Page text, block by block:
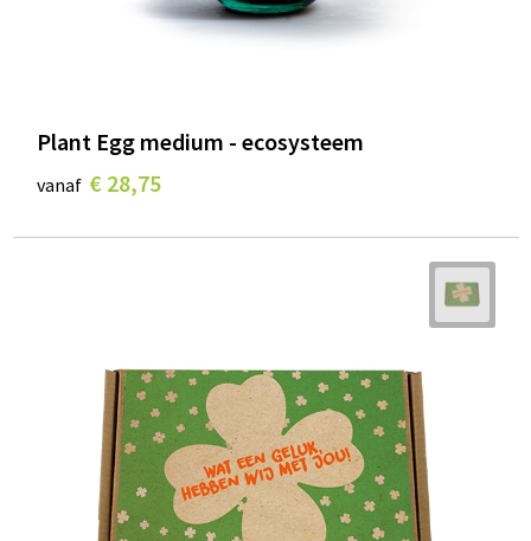
Plant Egg medium - ecosysteem
vanaf € 28,75